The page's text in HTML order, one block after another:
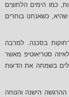
כמו הימים הלחוצים
כשאנחנו בוחרים
בסכנה. למרבה
סטריאוטיפ מאשר
בשמחה את הדעות
הישנה והנוחה